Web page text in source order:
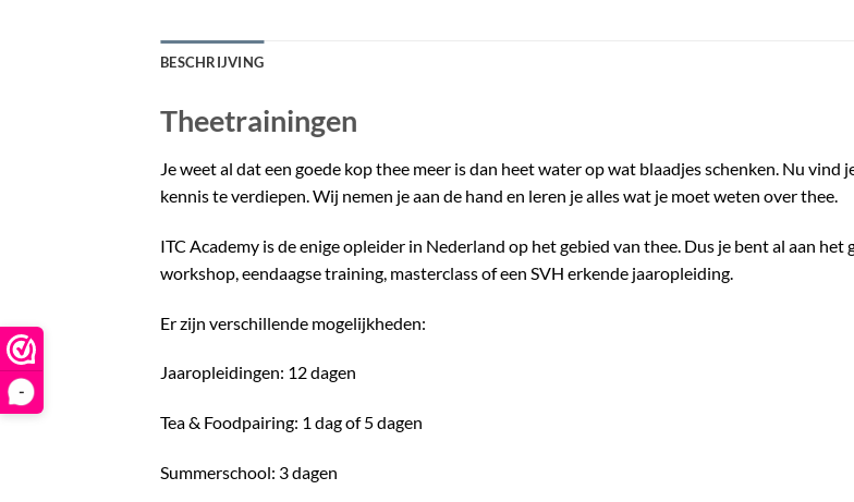
-
BESCHRIJVING
Theetrainingen
Je weet al dat een goede kop thee meer is dan heet water op wat blaadjes schenken. Nu
kennis te verdiepen. Wij nemen je aan de hand en leren je alles wat je moet weten over thee.
ITC Academy is de enige opleider in Nederland op het gebied van thee. Dus je bent al aan
workshop, eendaagse training, masterclass of een SVH erkende jaaropleiding
Er zijn verschillende mogelijkheden:
Jaaropleidingen: 12 dagen
Tea & Foodpairing: 1 dag of 5 dagen
Summerschool: 3 dagen